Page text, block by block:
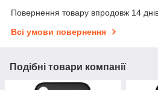
Повернення товару впродовж 14
Всі умови повернення
Подібні товари компанії